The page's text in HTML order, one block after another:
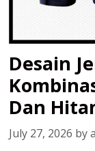
Desain
Dan
July 27, 2026 by